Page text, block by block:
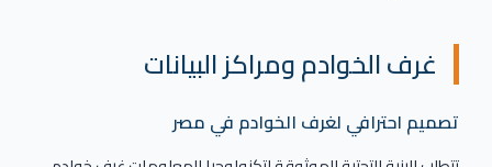
غرف الخوادم ومراكز البيانات
تصميم احترافي لغرف الخوادم في مصر